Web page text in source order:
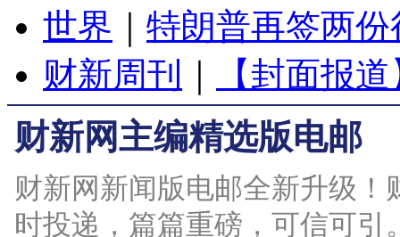
世界
特朗普再签两
财新周刊
【封面报
财新网主编精选版电邮
财新网新闻版电邮全新升级
时投递，篇篇重磅，可信可引